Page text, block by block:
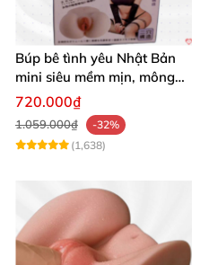
Búp bê tình yêu Nhật Bản
mini siêu mềm mịn, mông
tròn quyến rũ
720.000₫
1.059.000₫
-32%
(1,638)